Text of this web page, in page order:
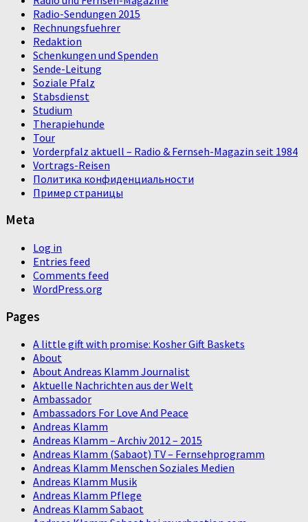
Radio-Sendungen 2015
Rechnungsfuehrer
Redaktion
Schenkungen und Spenden
Sende-Leitung
Soziale Pfalz
Stabsdienst
Studium
Therapiehunde
Tour
Vorderpfalz aktuell – Radio & Fernseh-Magazin seit 1984
Vortrags-Reisen
Политика конфиденциальности
Пример страницы
Meta
Log in
Entries feed
Comments feed
WordPress.org
Pages
A little gift with promise: Kosher Gift Baskets
About
About Andreas Klamm Journalist
Aktuelle Nachrichten aus der Welt
Ambassador
Ambassadors For Love And Peace
Andreas Klamm
Andreas Klamm – Archiv 2012 – 2015
Andreas Klamm (Sabaot) TV – Fernsehprogramm
Andreas Klamm Menschen Soziales Medien
Andreas Klamm Musik
Andreas Klamm Pflege
Andreas Klamm Sabaot